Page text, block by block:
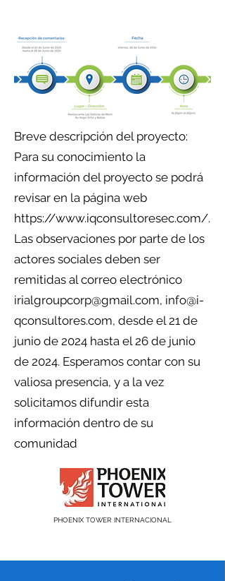
Breve descripción del proyecto:
Para su conocimiento la
información del proyecto se podrá
revisar en la página web
https://www.iqconsultoresec.com/.
Las observaciones por parte de los
actores sociales deben ser
remitidas al correo electrónico
irialgroupcorp@gmail.com, info@i-
qconsultores.com, desde el 21 de
junio de 2024 hasta el 26 de junio
de 2024. Esperamos contar con su
valiosa presencia, y a la vez
solicitamos difundir esta
información dentro de su
comunidad
PHOENIX TOWER INTERNACIONAL